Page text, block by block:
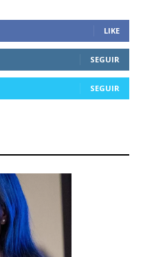
LIKE
SEGUIR
SEGUIR